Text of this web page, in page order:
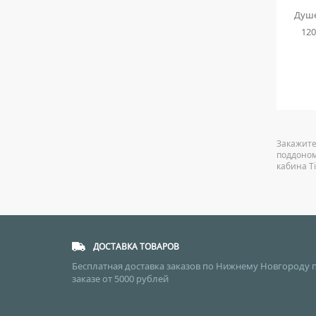
кабина
ДОСТАВКА ТОВАРОВ
Бесплатная доставка заказов по Нижнему Новгороду
заказе от 5000 рублей